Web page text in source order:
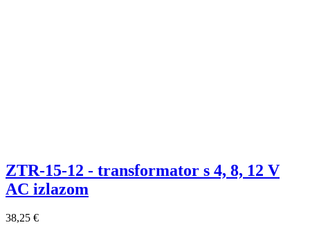
ZTR-15-12 - transformator s 4, 8, 12 V
AC izlazom
38,25 €